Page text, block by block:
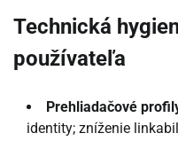
Technická
používateľa
Prehliadačové
identity; zníženie